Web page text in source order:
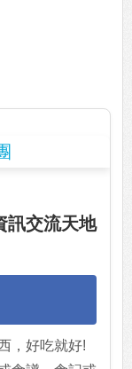
訊交流天地
，好吃就好!